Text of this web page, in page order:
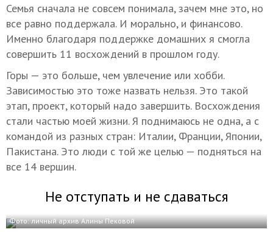
Семья сначала не совсем понимала, зачем мне это, но
все равно поддержала. И морально, и финансово.
Именно благодаря поддержке домашних я смогла
совершить 11 восхождений в прошлом году.
Горы — это больше, чем увлечение или хобби.
Зависимостью это тоже назвать нельзя. Это такой
этап, проект, который надо завершить. Восхождения
стали частью моей жизни. Я поднимаюсь не одна, а с
командой из разных стран: Италии, Франции, Японии,
Пакистана. Это люди с той же целью — подняться на
все 14 вершин.
Не отступать и не сдаваться
Фото: личный архив Алины Пековой